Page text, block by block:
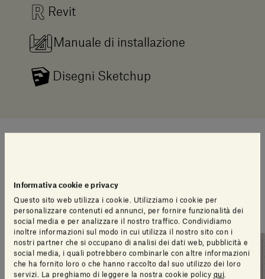
Informativa cookie e privacy
Questo sito web utilizza i cookie. Utilizziamo i cookie per
personalizzare contenuti ed annunci, per fornire funzionalità dei
social media e per analizzare il nostro traffico. Condividiamo
inoltre informazioni sul modo in cui utilizza il nostro sito con i
nostri partner che si occupano di analisi dei dati web, pubblicità e
social media, i quali potrebbero combinarle con altre informazioni
che ha fornito loro o che hanno raccolto dal suo utilizzo dei loro
servizi. La preghiamo di leggere la nostra cookie policy qui
Revit
Manuale di installazione
Disegni Sketchup
team di design